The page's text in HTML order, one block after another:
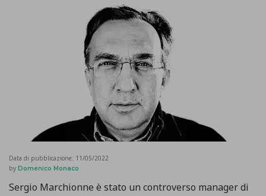
Data di pubblicazione: 11/05/2022
by Domenico Monaco
Sergio Marchionne è stato un controverso manager di